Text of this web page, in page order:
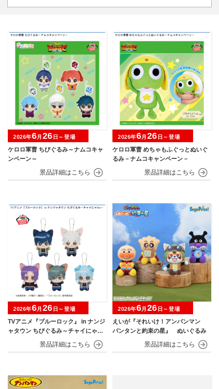
ケロロ軍曹 ちびぐるみ～ナムコキャ
ンペーン～
2026年6月 26 日～登場
ケロロ軍曹 めちゃもふぐっとぬいぐ
るみ－ナムコキャンペーン－
2026年6月 26 日～登場
TVアニメ『ブルーロック』 in ナンジ
ャタウン ちびぐるみ～チャイにゃFe
2026年6月 26 日～登場
えいが『それいけ！アンパンマン
パンタンと約束の星』 ぬいぐるみ
2026年6月 26 日～登場